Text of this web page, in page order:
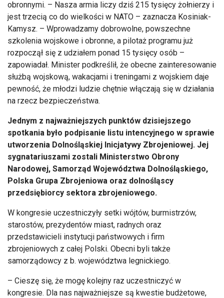
obronnymi. – Nasza armia liczy dziś 215 tysięcy żołnierzy i
jest trzecią co do wielkości w NATO – zaznacza Kosiniak-
Kamysz. – Wprowadzamy dobrowolne, powszechne
szkolenia wojskowe i obronne, a pilotaż programu już
rozpoczął się z udziałem ponad 15 tysięcy osób –
zapowiadał. Minister podkreślił, że obecne zainteresowanie
służbą wojskową, wakacjami i treningami z wojskiem daje
pewność, że młodzi ludzie chętnie włączają się w działania
na rzecz bezpieczeństwa.
Jednym z najważniejszych punktów dzisiejszego
spotkania było podpisanie listu intencyjnego w sprawie
utworzenia Dolnośląskiej Inicjatywy Zbrojeniowej. Jej
sygnatariuszami zostali Ministerstwo Obrony
Narodowej, Samorząd Województwa Dolnośląskiego,
Polska Grupa Zbrojeniowa oraz dolnośląscy
przedsiębiorcy sektora zbrojeniowego.
W kongresie uczestniczyły setki wójtów, burmistrzów,
starostów, prezydentów miast, radnych oraz
przedstawicieli instytucji państwowych i firm
zbrojeniowych z całej Polski. Obecni byli także
samorządowcy z b. województwa legnickiego.
– Cieszę się, że mogę kolejny raz uczestniczyć w
kongresie. Dla nas najważniejsze są kwestie budżetowe,